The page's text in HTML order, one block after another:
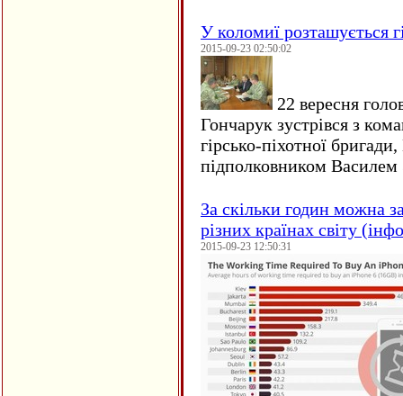
У коломиї розташується
2015-09-23 02:50:02
22 вересня
Гончарук зустрівся з
гірсько-піхотної
підполковником
За скільки годин можна
різних країнах світу
2015-09-23 12:50:31